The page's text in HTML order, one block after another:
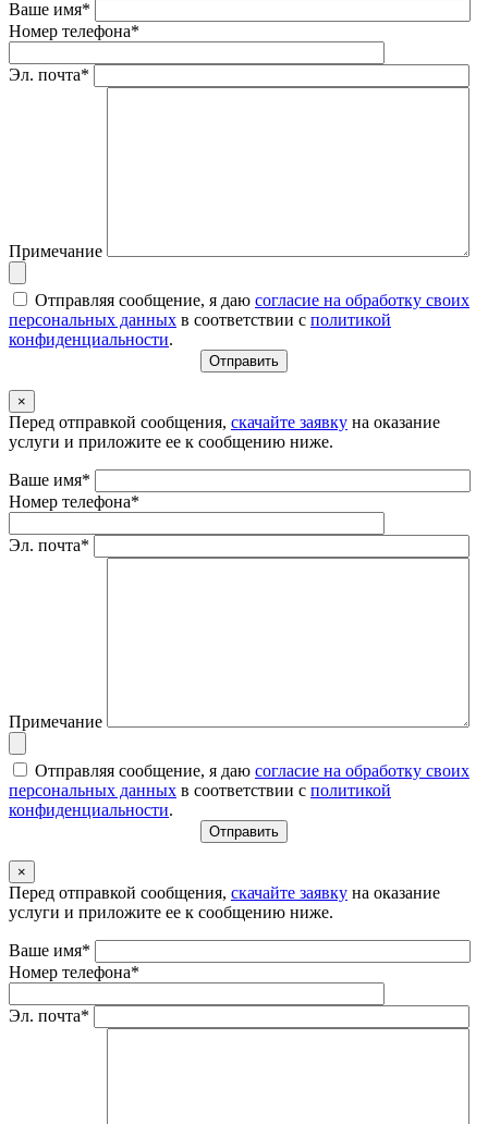
Ваше имя*
Номер телефона*
Эл. почта*
Примечание
Отправляя сообщение, я даю согласие на обработку своих
персональных данных в соответствии с политикой
конфиденциальности.
×
Перед отправкой сообщения, скачайте заявку на оказание
услуги и приложите ее к сообщению ниже.
Ваше имя*
Номер телефона*
Эл. почта*
Примечание
Отправляя сообщение, я даю согласие на обработку своих
персональных данных в соответствии с политикой
конфиденциальности.
×
Перед отправкой сообщения, скачайте заявку на оказание
услуги и приложите ее к сообщению ниже.
Ваше имя*
Номер телефона*
Эл. почта*